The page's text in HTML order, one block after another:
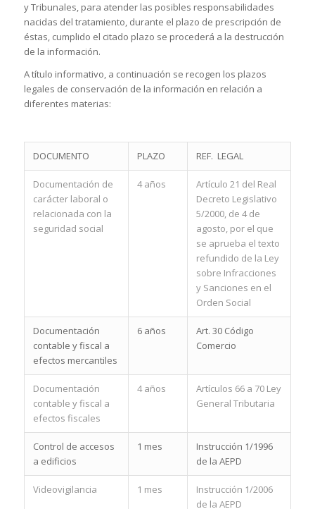
y Tribunales, para atender las posibles responsabilidades
nacidas del tratamiento, durante el plazo de prescripción de
éstas, cumplido el citado plazo se procederá a la destrucción
de la información.
A título informativo, a continuación se recogen los plazos
legales de conservación de la información en relación a
diferentes materias:
DOCUMENTO PLAZO REF. LEGAL
Documentación de
carácter laboral o
relacionada con la
seguridad social
4 años
Artículo 21 del Real
Decreto Legislativo
5/2000, de 4 de
agosto, por el que
se aprueba el texto
refundido de la Ley
sobre Infracciones
y Sanciones en el
Orden Social
Documentación
contable y fiscal a
efectos mercantiles
6 años
Art. 30 Código
Comercio
Documentación
contable y fiscal a
efectos fiscales
4 años
Artículos 66 a 70 Ley
General Tributaria
Control de accesos
a edificios
1 mes
Instrucción 1/1996
de la AEPD
Videovigilancia 1 mes
Instrucción 1/2006
de la AEPD